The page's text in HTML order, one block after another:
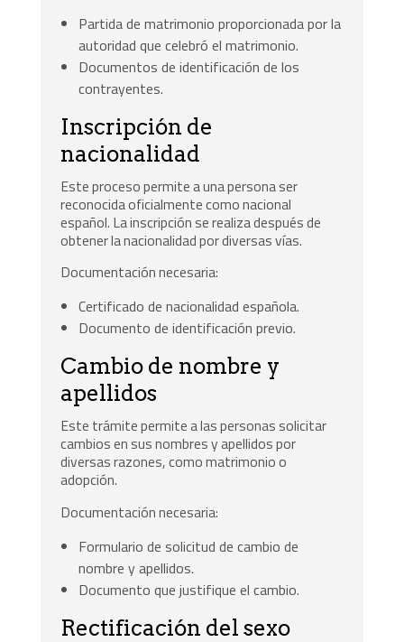
Partida de matrimonio proporcionada por la
autoridad que celebró el matrimonio.
Documentos de identificación de los
contrayentes.
Inscripción de
nacionalidad
Este proceso permite a una persona ser
reconocida oficialmente como nacional
español. La inscripción se realiza después de
obtener la nacionalidad por diversas vías.
Documentación necesaria:
Certificado de nacionalidad española.
Documento de identificación previo.
Cambio de nombre y
apellidos
Este trámite permite a las personas solicitar
cambios en sus nombres y apellidos por
diversas razones, como matrimonio o
adopción.
Documentación necesaria:
Formulario de solicitud de cambio de
nombre y apellidos.
Documento que justifique el cambio.
Rectificación del sexo